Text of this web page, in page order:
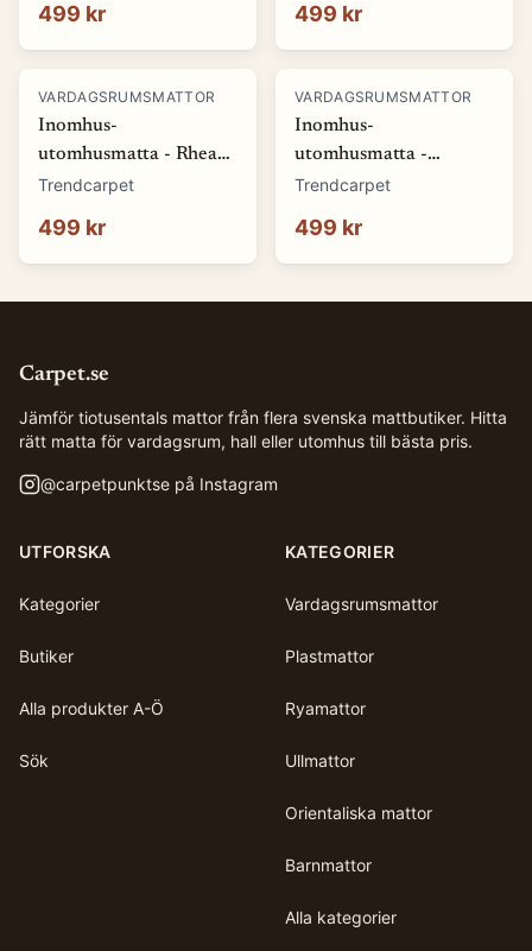
499 kr 499 kr
VARDAGSRUMSMATTOR
Inomhus-
utomhusmatta - Rhea
(natur) (Storlek: 80 x
Trendcarpet
499 kr
VARDAGSRUMSMATTOR
Inomhus-
utomhusmatta -
Somerville (blå)
Trendcarpet
499 kr
Carpet.se
Jämför tiotusentals mattor från flera svenska mattbutiker. Hitta
rätt matta för vardagsrum, hall eller utomhus till bästa pris.
@carpetpunktse på Instagram
UTFORSKA
Kategorier
Butiker
Alla produkter A-Ö
Sök
KATEGORIER
Vardagsrumsmattor
Plastmattor
Ryamattor
Ullmattor
Orientaliska mattor
Barnmattor
Alla kategorier